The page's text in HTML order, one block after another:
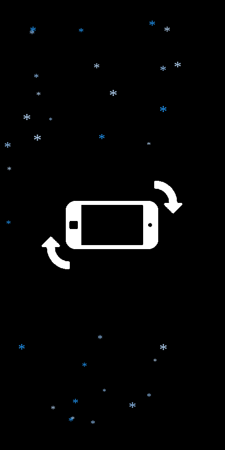
*
*
*
*
*
*
*
*
*
*
*
*
* *
* *
*
*
*
*
*
*
*
*
*
*
*
*
*
*
*
*
*
*
*
*